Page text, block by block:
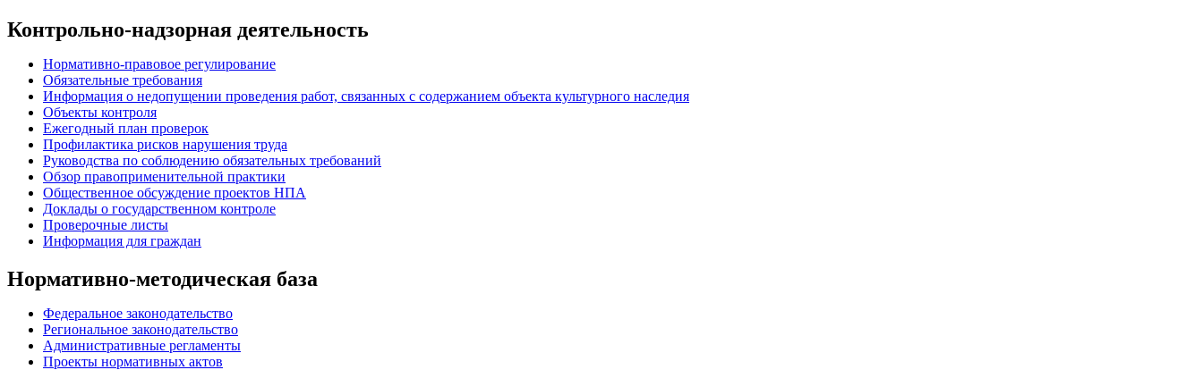
Контрольно-надзорная деятельность
Нормативно-правовое регулирование
Обязательные требования
Информация о недопущении проведения работ, связанных с содержанием объекта культурного наследия
Объекты контроля
Ежегодный план проверок
Профилактика рисков нарушения труда
Руководства по соблюдению обязательных требований
Обзор правоприменительной практики
Общественное обсуждение проектов НПА
Доклады о государственном контроле
Проверочные листы
Информация для граждан
Нормативно-методическая база
Федеральное законодательство
Региональное законодательство
Административные регламенты
Проекты нормативных актов